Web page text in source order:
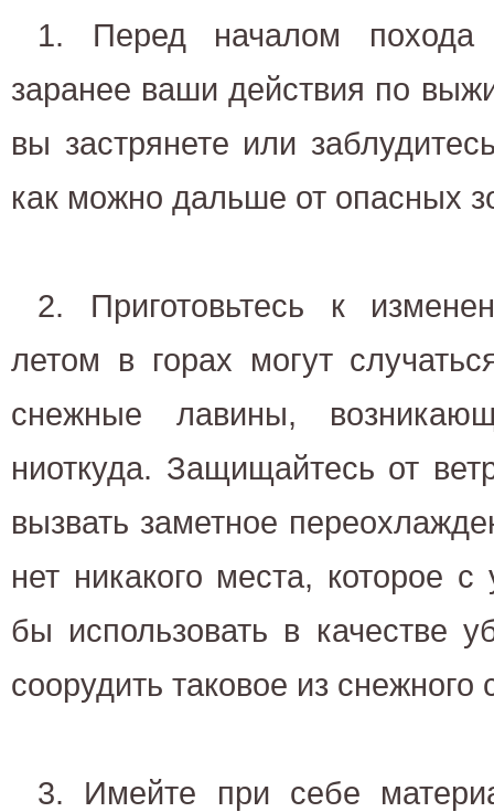
1. Перед началом похода
заранее ваши действия по
вы застрянете или
как можно дальше от опасных
2. Приготовьтесь к
летом в горах могут
снежные лавины,
ниоткуда. Защищайтесь от
вызвать заметное
нет никакого места, которое
бы использовать в качестве
соорудить таковое из снежного
3. Имейте при себе